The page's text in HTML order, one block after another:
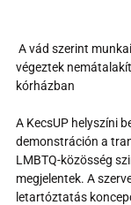
végeztek
kórházban
A KecsUP helyszíni
demonstráción a
LMBTQ-közösség
megjelentek. A
letartóztatás